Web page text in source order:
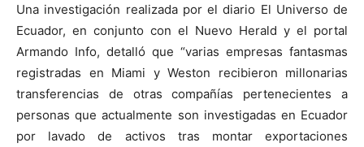
Una investigación realizada por el diario El Universo de
Ecuador, en conjunto con el Nuevo Herald y el portal
Armando Info, detalló que “varias empresas fantasmas
registradas en Miami y Weston recibieron millonarias
transferencias de otras compañías pertenecientes a
personas que actualmente son investigadas en Ecuador
por lavado de activos tras montar exportaciones